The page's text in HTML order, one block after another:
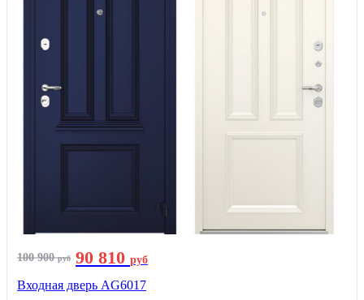
100 900руб 90 810 руб
Входная дверь AG6017